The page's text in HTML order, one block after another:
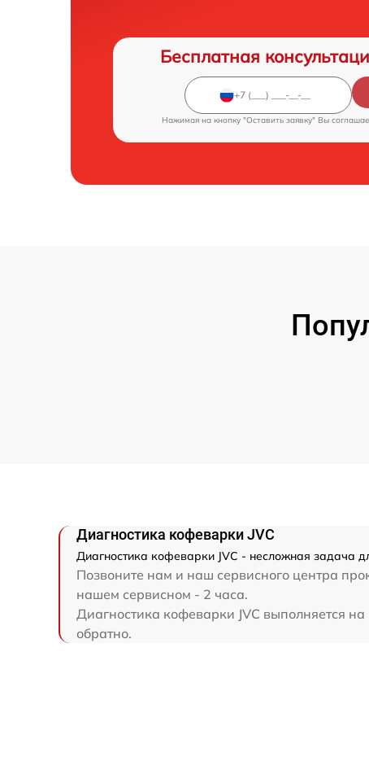
Бесплатная
Нажимая на кнопку "Оставить заявку" Вы
Диагностика кофеварки JVC
Диагностика кофеварки JVC - несложная задача
Позвоните нам и наш сервисного центра
нашем сервисном - 2 часа.
Диагностика кофеварки JVC выполняется
обратно.